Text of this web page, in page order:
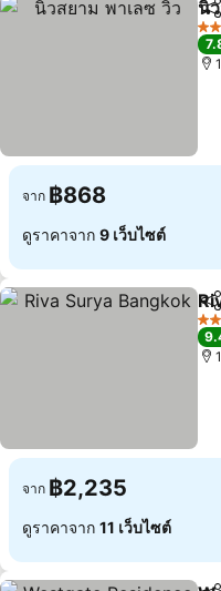
แช
นิ
3 ด
จาก ฿868
ดูราคาจาก 9 เว็บไซต์
แช
4 ด
จาก ฿2,235
ดูราคาจาก 11 เว็บไซต์